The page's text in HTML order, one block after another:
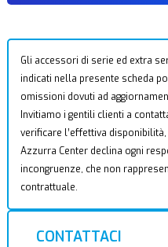
Gli accessori di serie ed extra
indicati nella presente scheda
omissioni dovuti ad
Invitiamo i gentili clienti a
verificare l’effettiva
Azzurra Center declina ogni
incongruenze, che non
contrattuale.
CONTATTACI